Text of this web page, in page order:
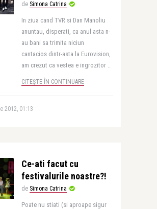
de Simona Catrina
In ziua cand TVR si Dan Manoliu
anuntau, disperati, ca anul asta n-
au bani sa trimita niciun
cantacios dintr-asta la Eurovision,
am crezut ca vestea e ingrozitor ..
CITEȘTE ÎN CONTINUARE
2012, 01:13
Ce-ati facut cu
festivalurile noastre?!
de Simona Catrina
Poate nu stiati (si aproape sigur